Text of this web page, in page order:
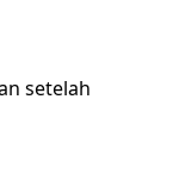
setelah